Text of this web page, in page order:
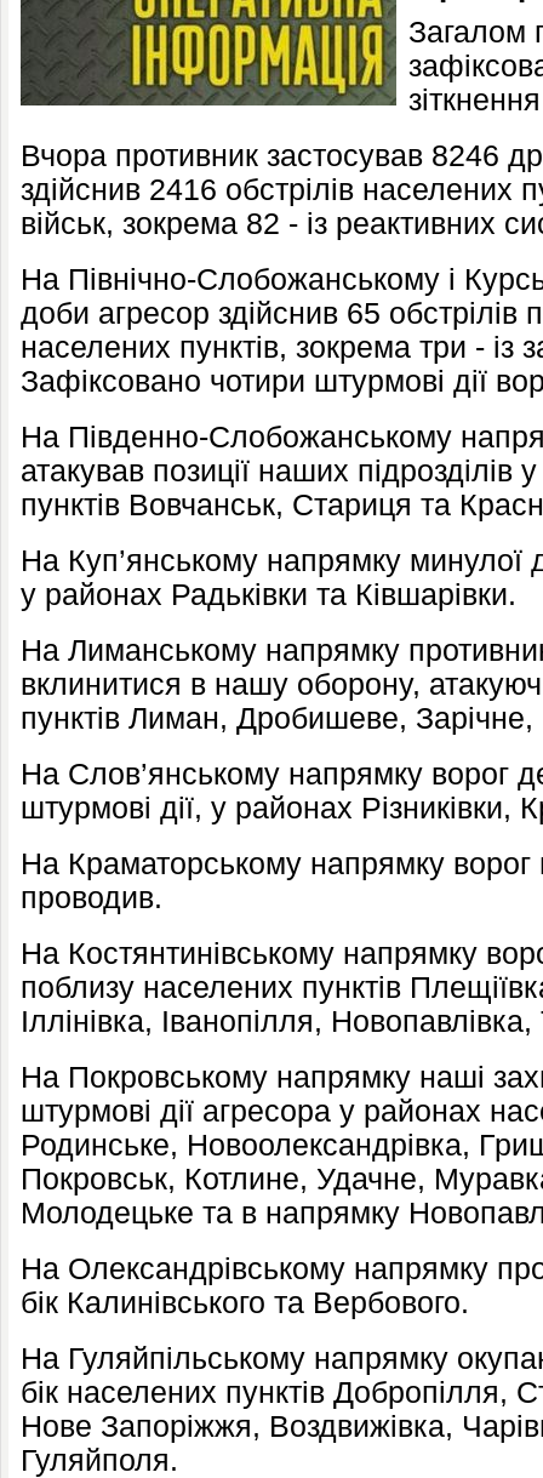
Загалом
Вчора противник застосував 8246
здійснив 2416 обстрілів населених
військ, зокрема 82 - із реактивних
На Північно-Слобожанському і
доби агресор здійснив 65 обстрілів
населених пунктів, зокрема три -
Зафіксовано чотири штурмові дії
На Південно-Слобожанському
атакував позиції наших
пунктів Вовчанськ, Стариця та
На Куп’янському напрямку минулої
у районах Радьківки та Ківшарівки.
На Лиманському напрямку
вклинитися в нашу оборону,
пунктів Лиман, Дробишеве,
На Слов’янському напрямку ворог
штурмові дії, у районах Різниківки,
На Краматорському напрямку ворог
проводив.
На Костянтинівському напрямку
поблизу населених пунктів
Іллінівка, Іванопілля,
На Покровському напрямку наші
штурмові дії агресора у районах
Родинське, Новоолександрівка,
Покровськ, Котлине, Удачне,
Молодецьке та в напрямку
На Олександрівському напрямку
бік Калинівського та Вербового.
На Гуляйпільському напрямку
бік населених пунктів Добропілля,
Нове Запоріжжя, Воздвижівка,
Гуляйполя.